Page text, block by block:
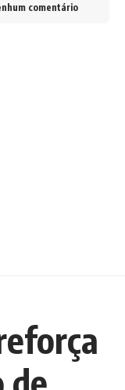
comentário